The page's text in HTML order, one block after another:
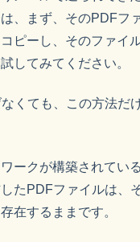
、まず、そのPDFフ
ピーし、そのファイ
してみてください。
くても、この方法だ
ークが構築されてい
たPDFファイルは、
在するままです。